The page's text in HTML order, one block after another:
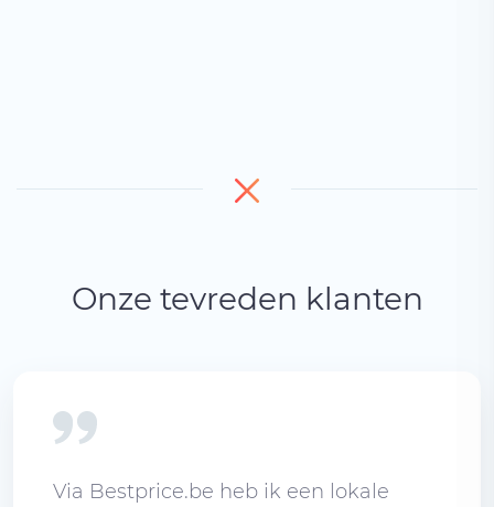
Onze tevreden klanten
Via Bestprice.be heb ik een lokale